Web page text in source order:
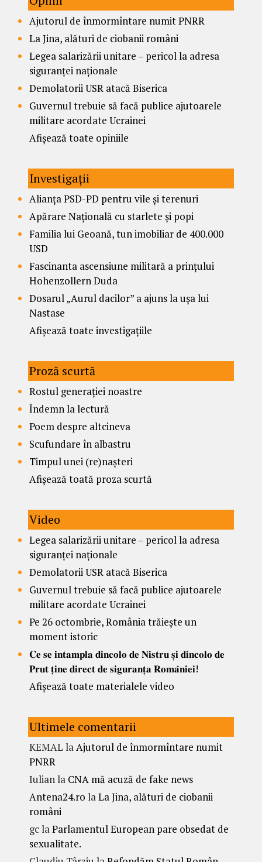
Ajutorul de înmormîntare numit PNRR
La Jina, alături de ciobanii români
Legea salarizării unitare – pericol la adresa
siguranței naționale
Demolatorii USR atacă Biserica
Guvernul trebuie să facă publice ajutoarele
militare acordate Ucrainei
Afișează toate opiniile
Investigații
Alianța PSD-PD pentru vile și terenuri
Apărare Națională cu starlete și popi
Familia lui Geoană, tun imobiliar de 400.000
USD
Fascinanta ascensiune militară a prințului
Hohenzollern Duda
Dosarul „Aurul dacilor” a ajuns la ușa lui
Nastase
Afișează toate investigațiile
Proză scurtă
Rostul generației noastre
Îndemn la lectură
Poem despre altcineva
Scufundare în albastru
Timpul unei (re)nașteri
Afișează toată proza scurtă
Video
Legea salarizării unitare – pericol la adresa
siguranței naționale
Demolatorii USR atacă Biserica
Guvernul trebuie să facă publice ajutoarele
militare acordate Ucrainei
Pe 26 octombrie, România trăiește un
moment istoric
𝐂𝐞 𝐬𝐞 𝐢𝐧𝐭𝐚𝐦𝐩𝐥𝐚 𝐝𝐢𝐧𝐜𝐨𝐥𝐨 𝐝𝐞 𝐍𝐢𝐬𝐭𝐫𝐮 𝐬̦𝐢 𝐝𝐢𝐧𝐜𝐨𝐥𝐨 𝐝𝐞
𝐏𝐫𝐮𝐭 𝐭̦𝐢𝐧𝐞 𝐝𝐢𝐫𝐞𝐜𝐭 𝐝𝐞 𝐬𝐢𝐠𝐮𝐫𝐚𝐧𝐭̦𝐚 𝐑𝐨𝐦𝐚̂𝐧𝐢𝐞𝐢!
Afișează toate materialele video
Ultimele comentarii
KEMAL laAjutorul de înmormîntare numit
PNRR
Iulianla CNA mă acuză de fake news
Antena24.ro laLa Jina, alături de ciobanii
români
gclaParlamentul European pare obsedat de
sexualitate.